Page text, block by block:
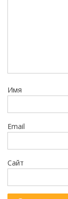
с
я
м
Имя
Email
Сайт